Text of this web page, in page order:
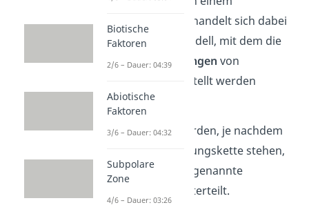
ab. Es handelt sich dabei
nämlich um ein Modell, mit dem die
Nahrungsbeziehungen von
Lebewesen dargestellt werden
können.
Die Lebewesen werden, je nachdem
wo sie in der Nahrungskette stehen,
in verschiedene sogenannte
unterteilt.
Biotische
Faktoren
2/6 – Dauer: 04:39
Abiotische
Faktoren
3/6 – Dauer: 04:32
Subpolare
Zone
4/6 – Dauer: 03:26